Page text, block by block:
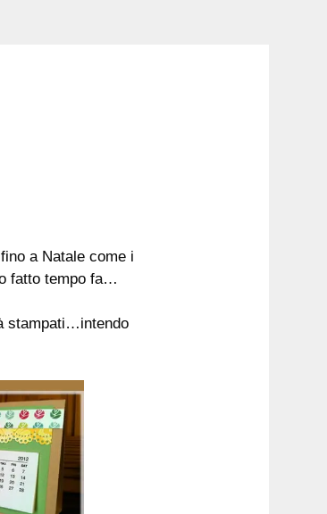
a Natale come i
fatto tempo fa…
stampati…intendo